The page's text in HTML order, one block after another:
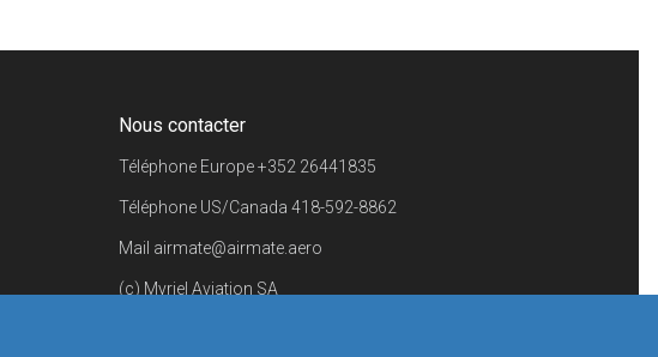
©OpenStreetMapcontributors.
Nous contacter
Téléphone Europe+352 26441835
Téléphone US/Canada 418-592-8862
Mail airmate@airmate.aero
(c) Myriel Aviation SA